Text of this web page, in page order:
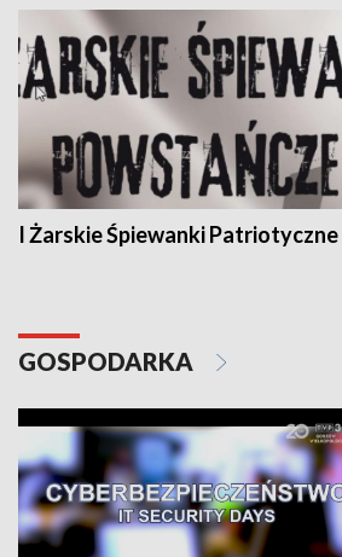
I Żarskie Śpiewanki Patriotyczne
GOSPODARKA